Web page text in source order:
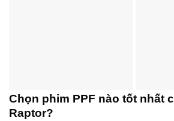
Chọn phim PPF nào tốt nhất
Raptor?